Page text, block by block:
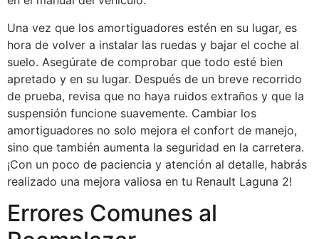
Una vez que los amortiguadores estén en su lugar, es
hora de volver a instalar las ruedas y bajar el coche al
suelo. Asegúrate de comprobar que todo esté bien
apretado y en su lugar. Después de un breve recorrido
de prueba, revisa que no haya ruidos extraños y que la
suspensión funcione suavemente. Cambiar los
amortiguadores no solo mejora el confort de manejo,
sino que también aumenta la seguridad en la carretera.
¡Con un poco de paciencia y atención al detalle, habrás
realizado una mejora valiosa en tu Renault Laguna 2!
Errores Comunes al